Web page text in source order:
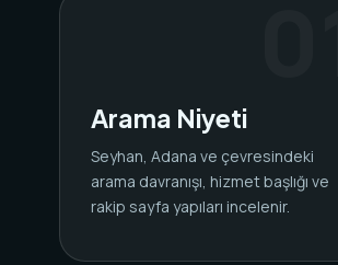
Arama Niyeti
Seyhan, Adana ve çevresindeki
arama davranışı, hizmet başlığı ve
rakip sayfa yapıları incelenir.